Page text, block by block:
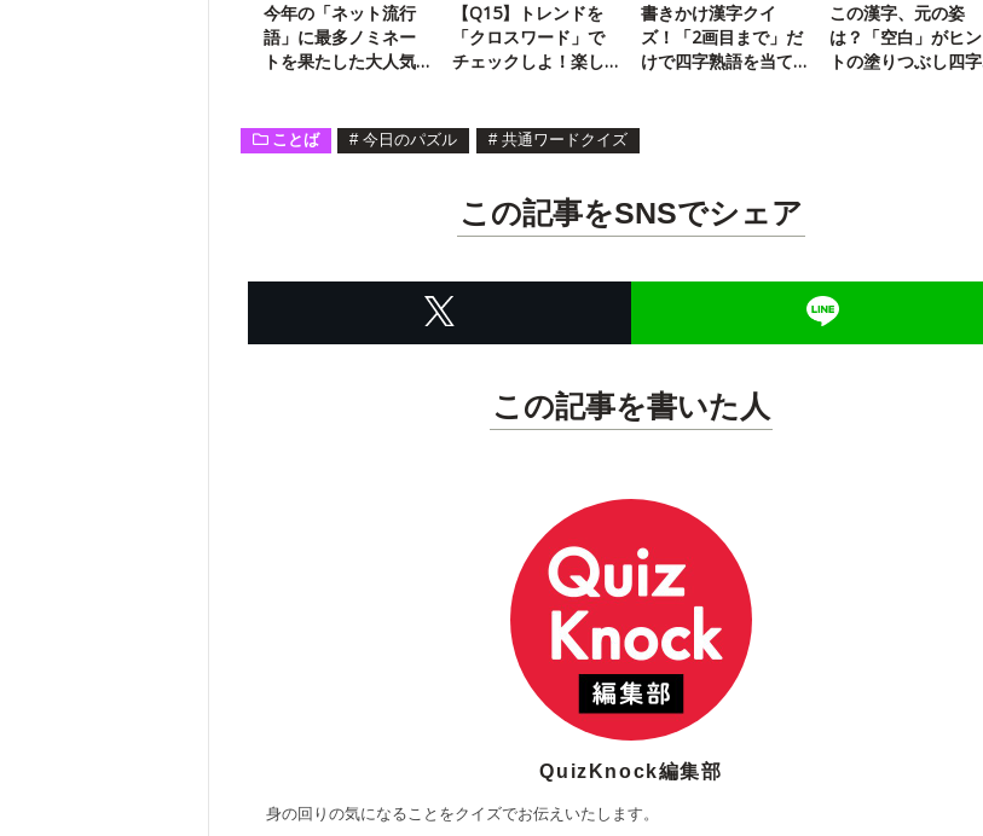
今年の「ネット流行
語」に最多ノミネー
トを果たした大人気
【Q15】トレンドを
「クロスワード」で
チェックしよ！楽し
書きかけ漢字クイ
ズ！「2画目まで」だ
けで四字熟語を当て
この漢字、元の姿
は？「空白」がヒン
トの塗りつぶし四字
ことば # 今日のパズル # 共通ワードクイズ
この記事をSNSでシェア
この記事を書いた人
QuizKnock編集部
身の回りの気になることをクイズでお伝えいたします。